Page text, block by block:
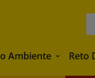
Ambiente Medio
Reto